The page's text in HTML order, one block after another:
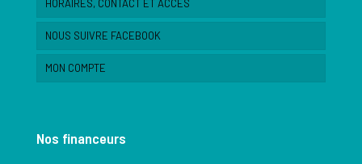
HORAIRES, CONTACT ET ACCÈS
NOUS SUIVRE FACEBOOK
MON COMPTE
Nos financeurs